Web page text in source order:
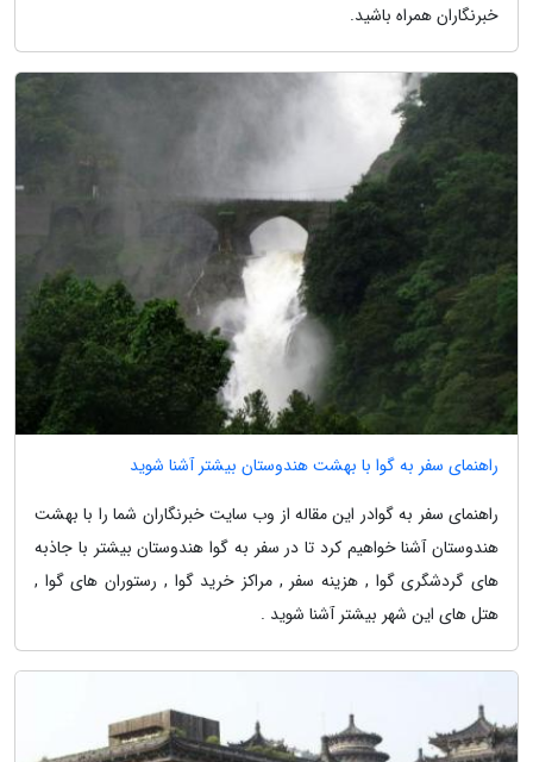
خبرنگاران همراه باشید.
راهنمای سفر به گوا با بهشت هندوستان بیشتر آشنا شوید
راهنمای سفر به گوادر این مقاله از وب سایت خبرنگاران شما را با بهشت
هندوستان آشنا خواهیم کرد تا در سفر به گوا هندوستان بیشتر با جاذبه
های گردشگری گوا , هزینه سفر , مراکز خرید گوا , رستوران های گوا ,
هتل های این شهر بیشتر آشنا شوید .